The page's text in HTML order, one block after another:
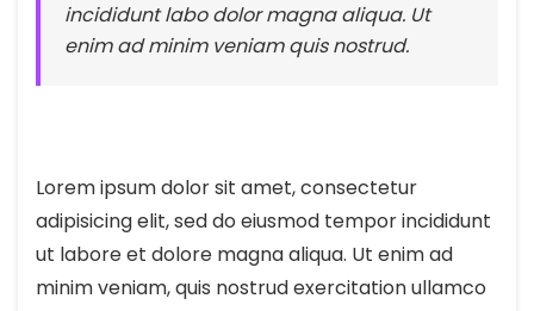
incididunt labo dolor magna aliqua. Ut
enim ad minim veniam quis nostrud.
Lorem ipsum dolor sit amet, consectetur
adipisicing elit, sed do eiusmod tempor incididunt
ut labore et dolore magna aliqua. Ut enim ad
minim veniam, quis nostrud exercitation ullamco